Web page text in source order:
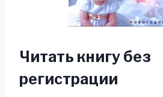
Читать книгу без
регистрации